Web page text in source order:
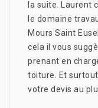
la suite. Laurent
le domaine
Mours Saint
cela il vous
prenant en
toiture. Et
votre devis au